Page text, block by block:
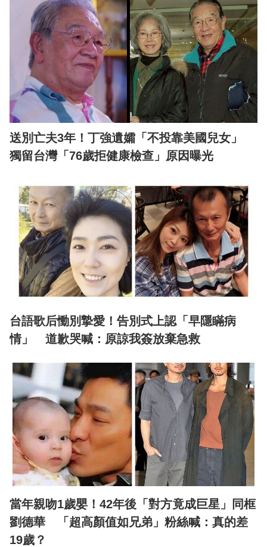
送別亡夫3年！丁強遺孀「不投靠美國兒女」
獨留台灣「76歲拒健康檢查」原因曝光
台語歌后慟別摯愛！告別式上認「早隱瞞病
情」 道歉哭喊：原諒我簽放棄急救
當年親吻1歲嬰！42年後「對方竟成巨星」同框
劉德華 「超高顏值如兄弟」粉絲喊：真的差
19歲？